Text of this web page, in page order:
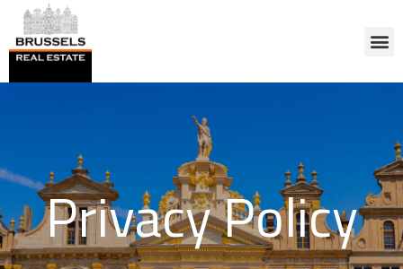
Privacy Policy